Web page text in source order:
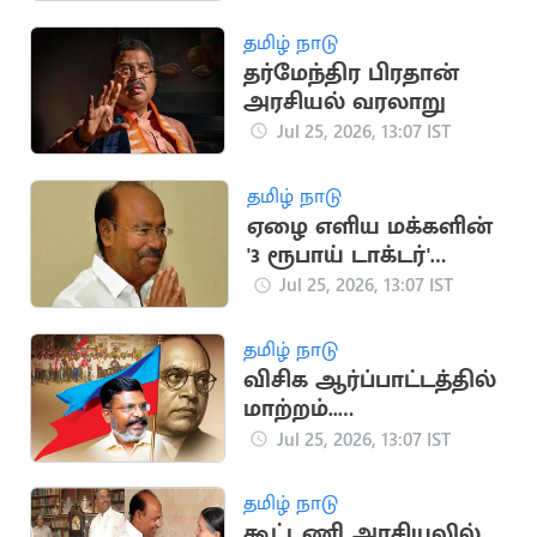
தமிழ் நாடு
தர்மேந்திர பிரதான்
அரசியல் வரலாறு
Jul 25, 2026, 13:07 IST
தமிழ் நாடு
ஏழை எளிய மக்களின்
'3 ரூபாய் டாக்டர்'
ராமதாஸ்
Jul 25, 2026, 13:07 IST
தமிழ் நாடு
விசிக ஆர்ப்பாட்டத்தில்
மாற்றம்..
திருமாவளவன்
Jul 25, 2026, 13:07 IST
தமிழ் நாடு